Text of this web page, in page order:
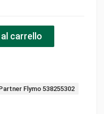
nla pezzi
carrello
Flymo 538255302